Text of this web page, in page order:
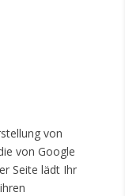
von
von Google
Seite lädt Ihr